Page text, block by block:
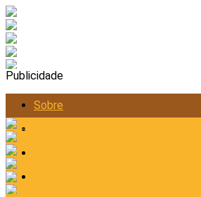
Publicidade
Sobre